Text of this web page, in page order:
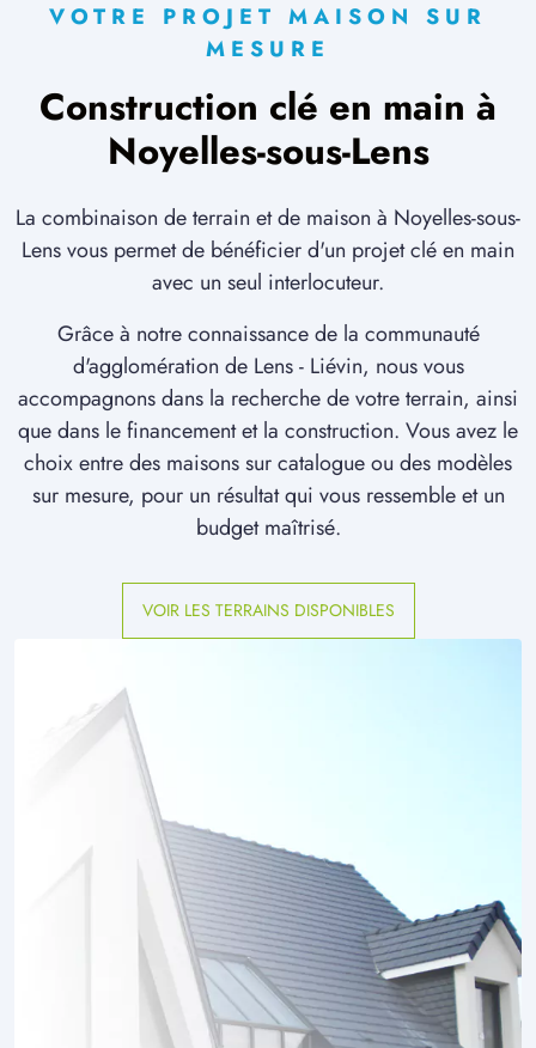
VOTRE PROJET MAISON SUR
MESURE
Construction clé en main à
Noyelles-sous-Lens
La combinaison de terrain et de maison à Noyelles-sous-
Lens vous permet de bénéficier d'un projet clé en main
avec un seul interlocuteur.
Grâce à notre connaissance de la communauté
d'agglomération de Lens - Liévin, nous vous
accompagnons dans la recherche de votre terrain, ainsi
que dans le financement et la construction. Vous avez le
choix entre des maisons sur catalogue ou des modèles
sur mesure, pour un résultat qui vous ressemble et un
budget maîtrisé.
VOIR LES TERRAINS DISPONIBLES